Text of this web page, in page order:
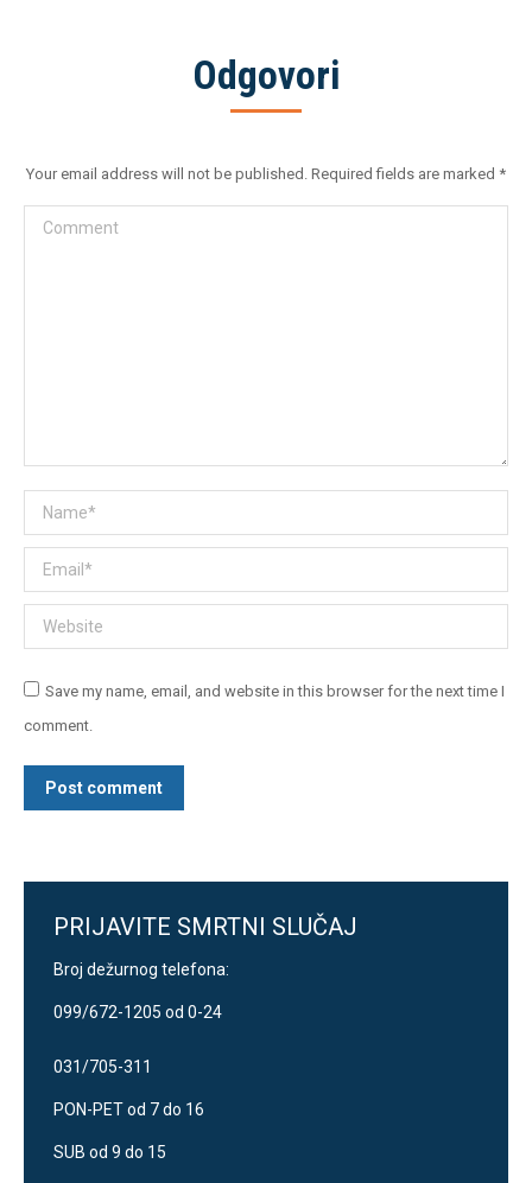
Odgovori
Your email address will not be published. Required fields are marked *
Comment
Name *
Email *
Website
Save my name, email, and website in this browser for the next time I
comment.
Post comment
PRIJAVITE SMRTNI SLUČAJ
Broj dežurnog telefona:
099/672-1205 od 0-24
031/705-311
PON-PET od 7 do 16
SUB od 9 do 15